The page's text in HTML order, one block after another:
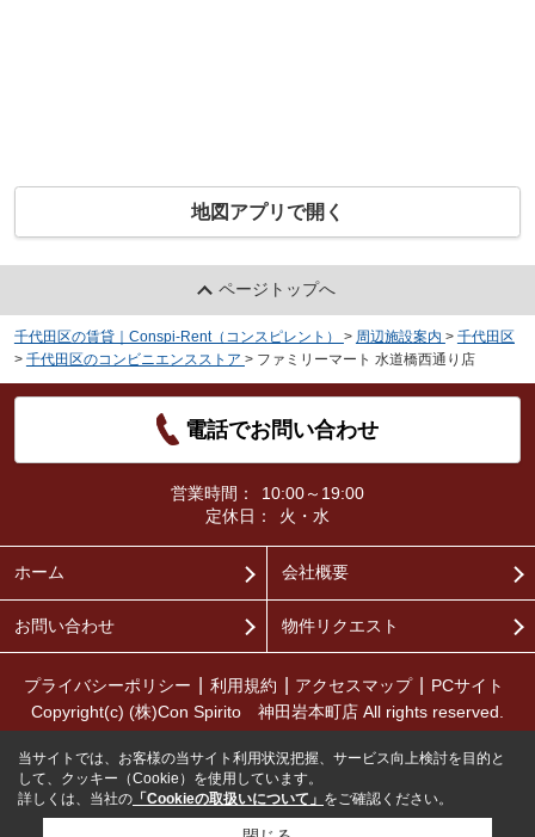
地図アプリで開く
ページトップへ
千代田区の賃貸｜Conspi-Rent（コンスピレント） > 周辺施設案内 > 千代田区
> 千代田区のコンビニエンスストア > ファミリーマート 水道橋西通り店
電話でお問い合わせ
営業時間：
10:00～19:00
定休日：
火・水
ホーム 会社概要
お問い合わせ 物件リクエスト
プライバシーポリシー 利用規約 アクセスマップ
PCサイト
Copyright(c) (株)Con Spirito 神田岩本町店 All rights reserved.
当サイトでは、お客様の当サイト利用状況把握、サービス向上検討を目的と
して、クッキー（Cookie）を使用しています。
詳しくは、当社の 「Cookieの取扱いについて」 をご確認ください。